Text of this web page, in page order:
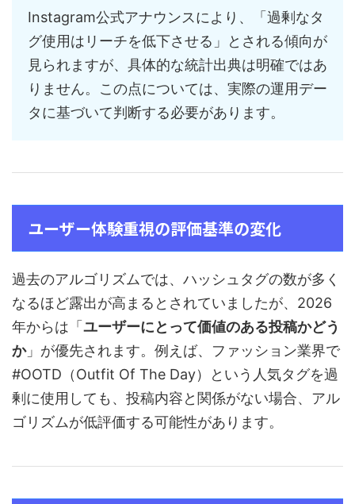
Instagram公式アナウンスにより、「過剰なタ
グ使用はリーチを低下させる」とされる傾向が
見られますが、具体的な統計出典は明確ではあ
りません。この点については、実際の運用デー
タに基づいて判断する必要があります。
ユーザー体験重視の評価基準の変化
過去のアルゴリズムでは、ハッシュタグの数が多く
なるほど露出が高まるとされていましたが、2026
年からは「ユーザーにとって価値のある投稿かどう
か」が優先されます。例えば、ファッション業界で
#OOTD（Outfit Of The Day）という人気タグを過
剰に使用しても、投稿内容と関係がない場合、アル
ゴリズムが低評価する可能性があります。